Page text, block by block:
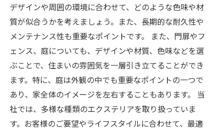
デザインや周囲の環境に合わせて、どのような色味や材
質が似合うかを考えましょう。また、長期的な耐久性や
メンテナンス性も重要なポイントです。 また、門扉やフ
ェンス、庭についても、デザインや材質、色味などを選
ぶことで、住まいの雰囲気を一層引き立てることができ
ます。特に、庭は外観の中でも重要なポイントの一つで
あり、家全体のイメージを左右することもあります。 当
社では、多様な種類のエクステリアを取り扱っていま
す。お客様のご要望やライフスタイルに合わせて、最適